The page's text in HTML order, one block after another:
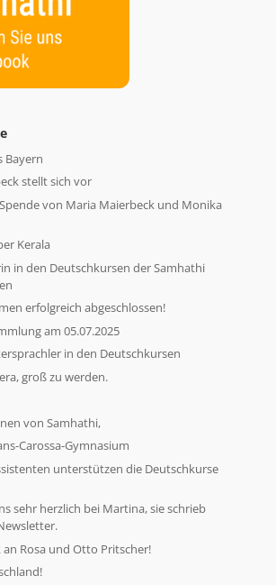
Bayern
stellt sich vor
von Maria Maierbeck und Monika
Kerala
in den Deutschkursen der Samhathi
erfolgreich abgeschlossen!
am 05.07.2025
in den Deutschkursen
groß zu werden.
von Samhathi,
Carossa-Gymnasium
unterstützen die Deutschkurse
sehr herzlich bei Martina, sie schrieb
an Rosa und Otto Pritscher!